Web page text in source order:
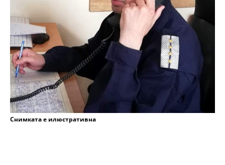
Снимката е илюстративна